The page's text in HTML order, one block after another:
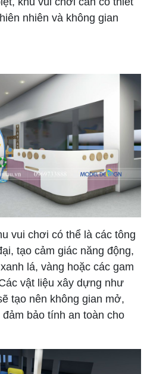
nhiên và không gian
vui chơi có thể là các tông
tạo cảm giác năng động,
lá, vàng hoặc các gam
vật liệu xây dựng như
tạo nên không gian mở,
bảo tính an toàn cho